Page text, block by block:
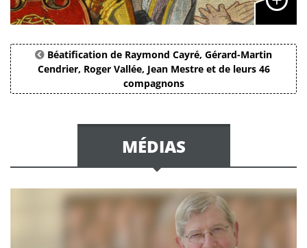
Béatification de Raymond Cayré, Gérard-Martin
Cendrier, Roger Vallée, Jean Mestre et de leurs 46
compagnons
MÉDIAS